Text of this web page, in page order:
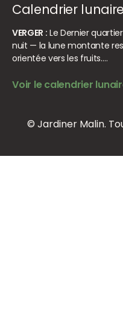
Calendrier lunaire
VERGER : Le Dernier
nuit — la lune montante
orientée vers les fruits.…
Voir le calendrier
© Jardiner Malin.